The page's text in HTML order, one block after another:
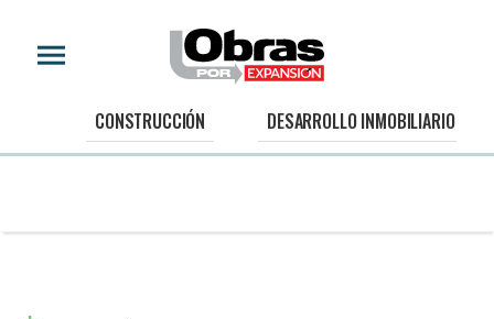
CONSTRUCCIÓN DESARROLLO INMOBILIARIO